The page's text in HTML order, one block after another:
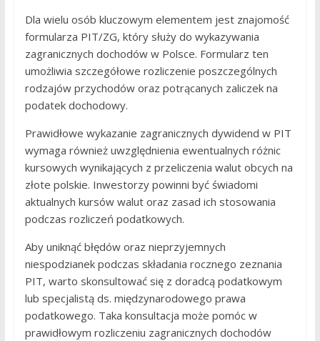
Dla wielu osób kluczowym elementem jest znajomość
formularza PIT/ZG, który służy do wykazywania
zagranicznych dochodów w Polsce. Formularz ten
umożliwia szczegółowe rozliczenie poszczególnych
rodzajów przychodów oraz potrącanych zaliczek na
podatek dochodowy.
Prawidłowe wykazanie zagranicznych dywidend w PIT
wymaga również uwzględnienia ewentualnych różnic
kursowych wynikających z przeliczenia walut obcych na
złote polskie. Inwestorzy powinni być świadomi
aktualnych kursów walut oraz zasad ich stosowania
podczas rozliczeń podatkowych.
Aby uniknąć błędów oraz nieprzyjemnych
niespodzianek podczas składania rocznego zeznania
PIT, warto skonsultować się z doradcą podatkowym
lub specjalistą ds. międzynarodowego prawa
podatkowego. Taka konsultacja może pomóc w
prawidłowym rozliczeniu zagranicznych dochodów